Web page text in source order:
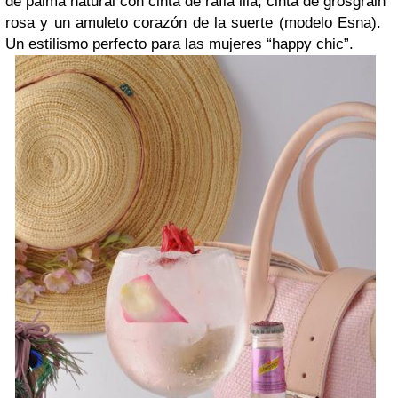
rosa y un amuleto corazón de la suerte (modelo Esna).
Un estilismo perfecto para las mujeres “happy chic”.